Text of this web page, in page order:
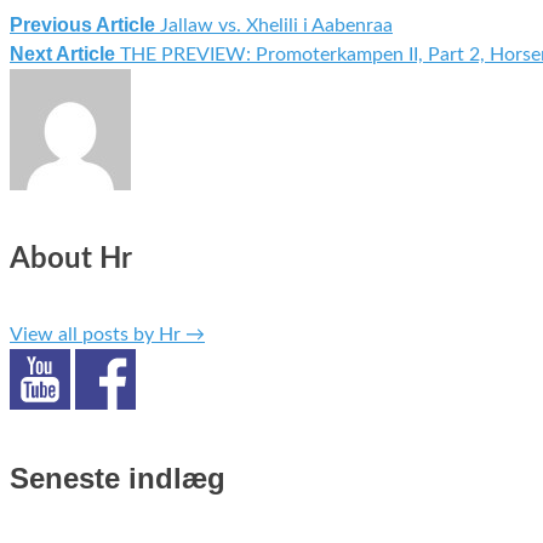
Indlægsnavigation
Previous Article Jallaw vs. Xhelili i Aabenraa
Next Article THE PREVIEW: Promoterkampen II, Part 2,
About Hr
View all posts by Hr →
Seneste indlæg